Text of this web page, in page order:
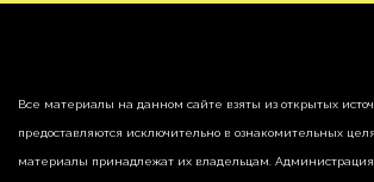
Все материалы на данном сайте взяты из открытых
предоставляются исключительно в ознакомительных
материалы принадлежат их владельцам. Администрация